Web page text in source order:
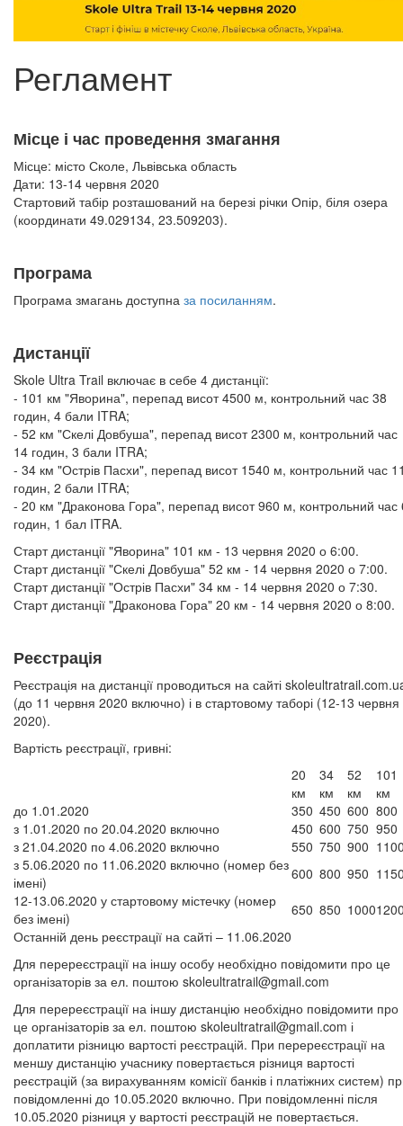
Регламент
Місце і час проведення змагання
Місце: місто Сколе, Львівська область
Дати: 13-14 червня 2020
Стартовий табір розташований на березі річки Опір, біля озера
(координати 49.029134, 23.509203).
Програма
Програма змагань доступна за посиланням.
Дистанції
Skole Ultra Trail включає в себе 4 дистанції:
- 101 км "Яворина", перепад висот 4500 м, контрольний час 38
годин, 4 бали ITRA;
- 52 км "Скелі Довбуша", перепад висот 2300 м, контрольний час
14 годин, 3 бали ITRA;
- 34 км "Острів Пасхи", перепад висот 1540 м, контрольний час
годин, 2 бали ITRA;
- 20 км "Драконова Гора", перепад висот 960 м, контрольний час
годин, 1 бал ITRA.
Старт дистанції "Яворина" 101 км - 13 червня 2020 о 6:00.
Старт дистанції "Скелі Довбуша" 52 км - 14 червня 2020 о 7:00.
Старт дистанції "Острів Пасхи" 34 км - 14 червня 2020 о 7:30.
Старт дистанції "Драконова Гора" 20 км - 14 червня 2020 о 8:00.
Реєстрація
Реєстрація на дистанції проводиться на сайті
(до 11 червня 2020 включно) і в стартовому таборі (12-13 червня
2020).
Вартість реєстрації, гривні:
20
км
34
км
52
км
101
км
до 1.01.2020
350 450 600 800
з 1.01.2020 по 20.04.2020 включно
450 600 750 950
з 21.04.2020 по 4.06.2020 включно
550 750 900
з 5.06.2020 по 11.06.2020 включно (номер без
імені)
600 800 950
12-13.06.2020 у стартовому містечку (номер
без імені)
650 850 1000
Останній день реєстрації на сайті – 11.06.2020
Для перереєстрації на іншу особу необхідно повідомити про це
організаторів за ел. поштою skoleultratrail@gmail.com
Для перереєстрації на іншу дистанцію необхідно повідомити про
це організаторів за ел. поштою skoleultratrail@gmail.com і
доплатити різницю вартості реєстрацій. При перереєстрації на
меншу дистанцію учаснику повертається різниця вартості
реєстрацій (за вирахуванням комісії банків і платіжних систем)
повідомленні до 10.05.2020 включно. При повідомленні після
10.05.2020 різниця у вартості реєстрацій не повертається.